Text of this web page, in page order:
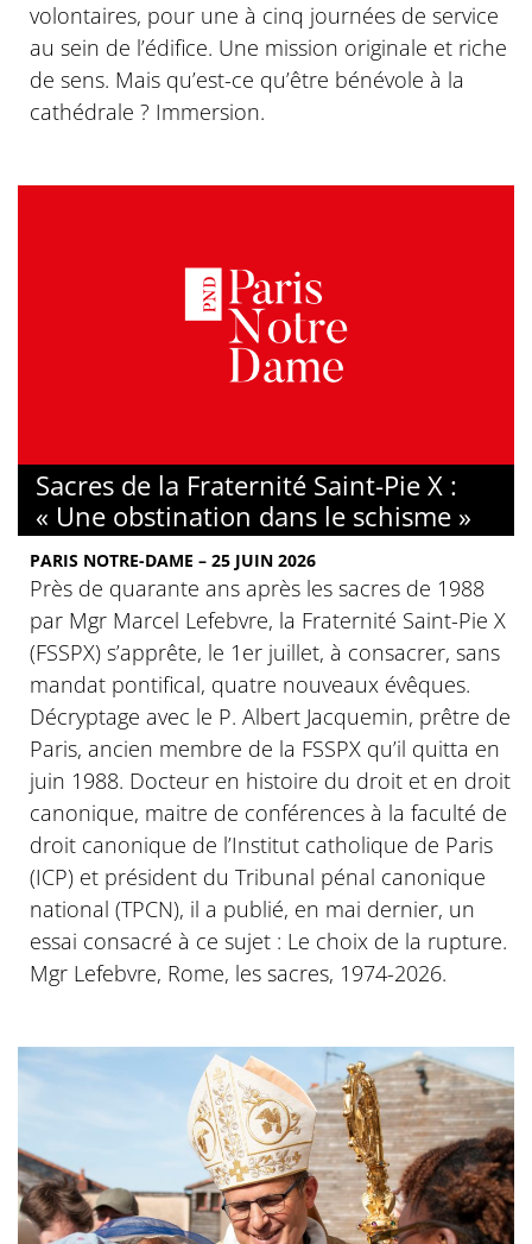
volontaires, pour une à cinq journées de service
au sein de l’édifice. Une mission originale et riche
de sens. Mais qu’est-ce qu’être bénévole à la
cathédrale ? Immersion.
Sacres de la Fraternité Saint-Pie X :
« Une obstination dans le schisme »
PARIS NOTRE-DAME – 25 JUIN 2026
Près de quarante ans après les sacres de 1988
par Mgr Marcel Lefebvre, la Fraternité Saint-Pie X
(FSSPX) s’apprête, le 1er juillet, à consacrer, sans
mandat pontifical, quatre nouveaux évêques.
Décryptage avec le P. Albert Jacquemin, prêtre de
Paris, ancien membre de la FSSPX qu’il quitta en
juin 1988. Docteur en histoire du droit et en droit
canonique, maitre de conférences à la faculté de
droit canonique de l’Institut catholique de Paris
(ICP) et président du Tribunal pénal canonique
national (TPCN), il a publié, en mai dernier, un
essai consacré à ce sujet : Le choix de la rupture.
Mgr Lefebvre, Rome, les sacres, 1974-2026.